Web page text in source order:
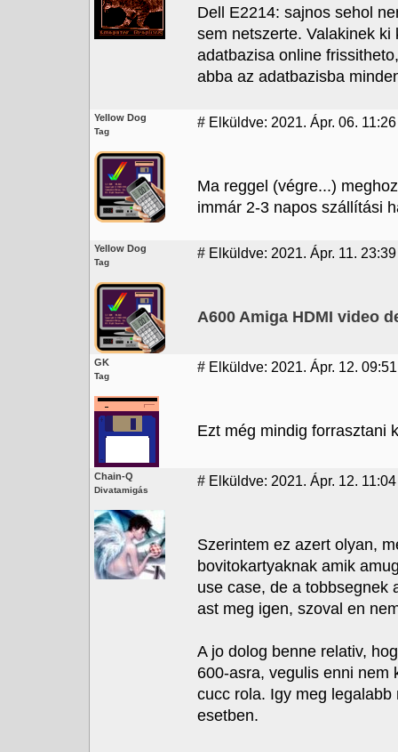
Dell E2214: sajnos sehol
sem netszerte. Valakinek
adatbazisa online
abba az adatbazisba
Yellow Dog
Tag
# Elküldve: 2021. Ápr. 06. 11:26
Ma reggel (végre...)
immár 2-3 napos szállítási
Yellow Dog
Tag
# Elküldve: 2021. Ápr. 11. 23:39
A600 Amiga HDMI video
GK
Tag
# Elküldve: 2021. Ápr. 12. 09:51
Ezt még mindig forrasztani
Chain-Q
Divatamigás
# Elküldve: 2021. Ápr. 12. 11:04
Szerintem ez azert olyan,
bovitokartyaknak amik
use case, de a tobbsegnek
ast meg igen, szoval en
A jo dolog benne relativ,
600-asra, vegulis enni nem
cucc rola. Igy meg
esetben.